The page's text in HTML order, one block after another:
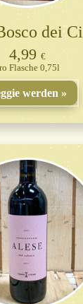
dei
4,99 €
Flasche 0,75l
werden